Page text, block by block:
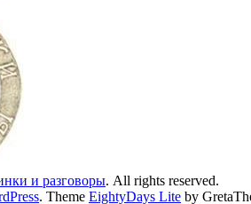
и разговоры. All rights reserved.
. Theme EightyDays Lite by